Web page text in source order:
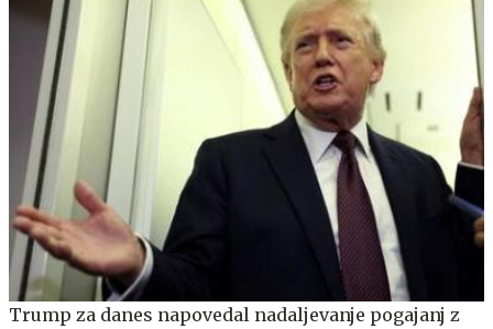
Trump za danes napovedal nadaljevanje pogajanj z